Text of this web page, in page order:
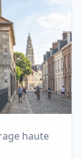
haute